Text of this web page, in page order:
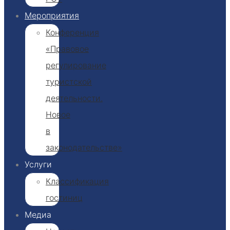
Мероприятия
Конференция
«Правовое
регулирование
туристской
деятельности.
Новое
в
законодательстве»
Услуги
Классификация
гостиниц​
Медиа